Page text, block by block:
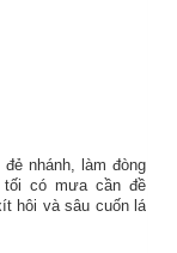
nhánh, làm đòng
tối có mưa cần đề
hôi và sâu cuốn lá